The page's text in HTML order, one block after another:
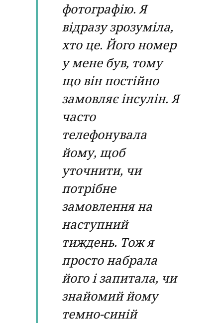
фотографію. Я
відразу зрозуміла,
хто це. Його номер
у мене був, тому
що він постійно
замовляє інсулін. Я
часто
телефонувала
йому, щоб
уточнити, чи
потрібне
замовлення на
наступний
тиждень. Тож я
просто набрала
його і запитала, чи
знайомий йому
темно-синій